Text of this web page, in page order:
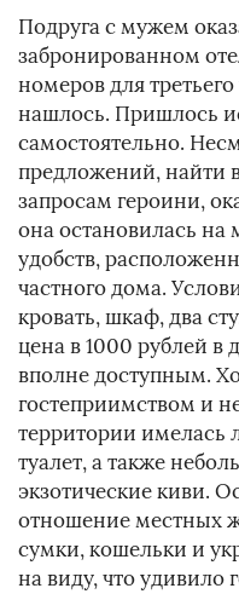
Подруга с мужем
забронированном
номеров для
нашлось. Пришлось
самостоятельно.
предложений, найти
запросам героини,
она остановилась на
удобств,
частного дома.
кровать, шкаф, два
цена в 1000 рублей в
вполне доступным.
гостеприимством и
территории имелась
туалет, а также
экзотические киви.
отношение местных
сумки, кошельки и
на виду, что удивило